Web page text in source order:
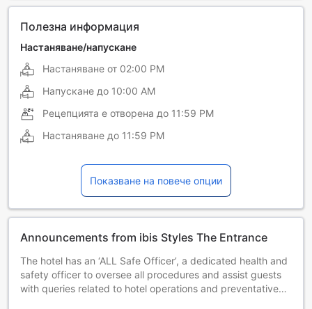
Полезна информация
Настаняване/напускане
Настаняване от 02:00 PM
Напускане до 10:00 AM
Рецепцията е отворена до 11:59 PM
Настаняване до 11:59 PM
Показване на повече опции
Announcements from ibis Styles The Entrance
The hotel has an ‘ALL Safe Officer’, a dedicated health and
safety officer to oversee all procedures and assist guests
with queries related to hotel operations and preventative